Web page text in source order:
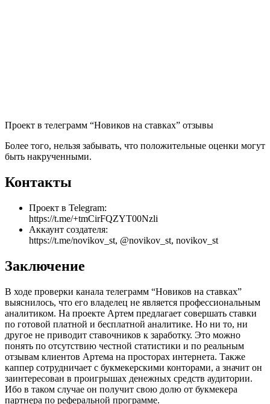
Проект в телеграмм “Новиков на ставках” отзывы
Более того, нельзя забывать, что положительные оценки могут
быть накрученными.
Контакты
Проект в Telegram:
https://t.me/+tmCirFQZYT00Nzli
Аккаунт создателя:
https://t.me/novikov_st, @novikov_st, novikov_st
Заключение
В ходе проверки канала телеграмм “Новиков на ставках”
выяснилось, что его владелец не является профессиональным
аналитиком. На проекте Артем предлагает совершать ставки
по готовой платной и бесплатной аналитике. Но ни то, ни
другое не приводит ставочников к заработку. Это можно
понять по отсутствию честной статистики и по реальным
отзывам клиентов Артема на просторах интернета. Также
каппер сотрудничает с букмекерскими конторами, а значит он
заинтересован в проигрышах денежных средств аудитории.
Ибо в таком случае он получит свою долю от букмекера
партнера по реферальной программе.